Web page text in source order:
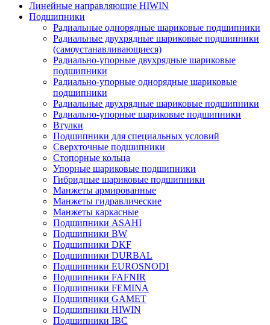
Линейные направляющие HIWIN
Подшипники
Радиальные однорядные шариковые подшипники
Радиальные двухрядные шариковые подшипники
(самоустанавливающиеся)
Радиально-упорные двухрядные шариковые
подшипники
Радиально-упорные однорядные шариковые
подшипники
Радиальные двухрядные шариковые подшипники
Радиально-упорные шариковые подшипники
Втулки
Подшипники для специальных условий
Сверхточные подшипники
Стопорные кольца
Упорные шариковые подшипники
Гибридные шариковые подшипники
Манжеты армированные
Манжеты гидравлические
Манжеты каркасные
Подшипники ASAHI
Подшипники BW
Подшипники DKF
Подшипники DURBAL
Подшипники EUROSNODI
Подшипники FAFNIR
Подшипники FEMINA
Подшипники GAMET
Подшипники HIWIN
Подшипники IBC